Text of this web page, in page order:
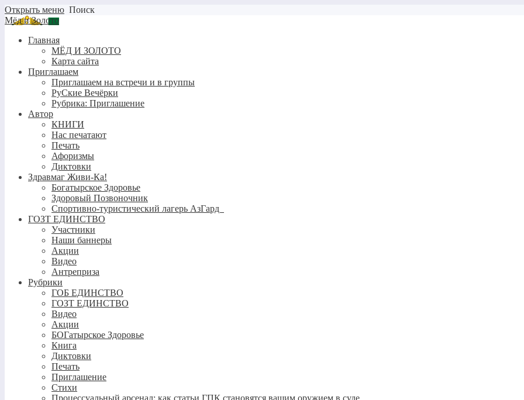
Открыть меню Поиск
Мёд и Золото
Главная
МЁД И ЗОЛОТО
Карта сайта
Приглашаем
Приглашаем на встречи и в группы
РуСкие Вечёрки
Рубрика: Приглашение
Автор
КНИГИ
Нас печатают
Печать
Афоризмы
Диктовки
Здравмаг Живи-Ка!
Богатырское Здоровье
Здоровый Позвоночник
Спортивно-туристический лагерь АзГард
ГОЗТ ЕДИНСТВО
Участники
Наши баннеры
Акции
Видео
Антреприза
Рубрики
ГОБ ЕДИНСТВО
ГОЗТ ЕДИНСТВО
Видео
Акции
БОГатырское Здоровье
Книга
Диктовки
Печать
Приглашение
Стихи
Процессуальный арсенал: как статьи ГПК становятся вашим оружием в суде